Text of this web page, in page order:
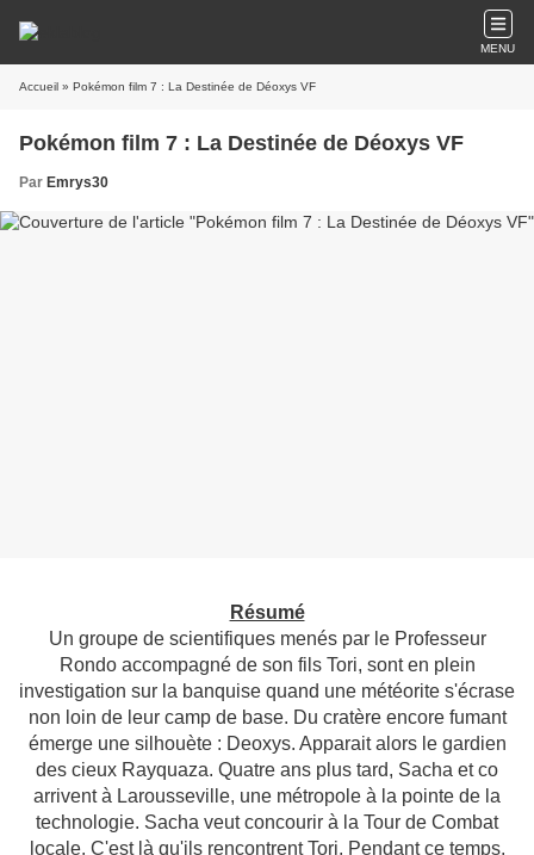
MENU
Accueil » Pokémon film 7 : La Destinée de Déoxys VF
Pokémon film 7 : La Destinée de Déoxys VF
Par Emrys30
Résumé
Un groupe de scientifiques menés par le Professeur
Rondo accompagné de son fils Tori, sont en plein
investigation sur la banquise quand une météorite s'écrase
non loin de leur camp de base. Du cratère encore fumant
émerge une silhouète : Deoxys. Apparait alors le gardien
des cieux Rayquaza. Quatre ans plus tard, Sacha et co
arrivent à Larousseville, une métropole à la pointe de la
technologie. Sacha veut concourir à la Tour de Combat
locale. C'est là qu'ils rencontrent Tori. Pendant ce temps,